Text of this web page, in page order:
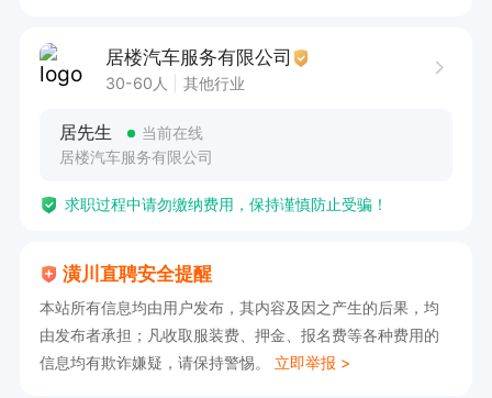
双休
均工资5000+
费+年终奖；每月不定期的公司团建，每年公司国
岗位要求：
1、口齿清晰普通话流利；
2、具备较强的学习能力和沟通能力；
居楼汽车服务有限公司
30-60人 其他行业
居先生
当前在线
居楼汽车服务有限公司
求职过程中请勿缴纳费用，保持谨慎防止受骗！
潢川直聘安全提醒
本站所有信息均由用户发布，其内容及因之产生的后果，均
由发布者承担；凡收取服装费、押金、报名费等各种费用的
信息均有欺诈嫌疑，请保持警惕。 立即举报 >